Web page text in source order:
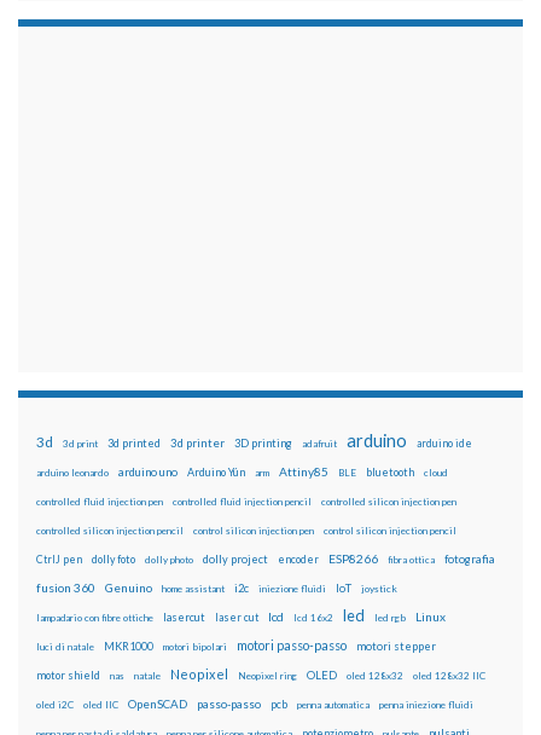
3d 3d print 3d printed 3d printer 3D printing adafruit arduino arduino ide
arduino leonardo arduino uno Arduino Yún arm Attiny85 BLE bluetooth cloud
controlled fluid injection pen controlled fluid injection pencil controlled silicon injection pen
controlled silicon injection pencil control silicon injection pen control silicon injection pencil
CtrlJ pen dolly foto dolly photo dolly project encoder ESP8266 fibra ottica fotografia
fusion 360 Genuino home assistant i2c iniezione fluidi IoT joystick
lampadario con fibre ottiche lasercut laser cut lcd lcd 16x2 led led rgb Linux
luci di natale MKR1000 motori bipolari motori passo-passo motori stepper
motor shield nas natale Neopixel Neopixel ring OLED oled 128x32 oled 128x32 IIC
oled i2C oled IIC OpenSCAD passo-passo pcb penna automatica penna iniezione fluidi